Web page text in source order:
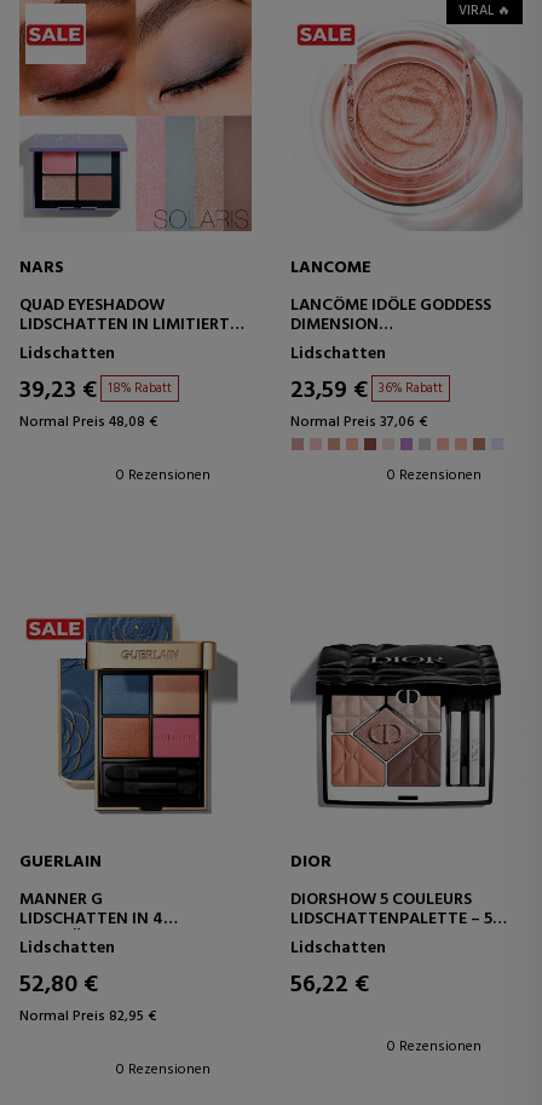
NARS
QUAD EYESHADOW
LIDSCHATTEN IN LIMITIERTER
AUFLAGE
Lidschatten
39,23 € 18% Rabatt
Normal Preis 48,08 €
0 Rezensionen
VIRAL 🔥
LANCOME
LANCÔME IDÔLE GODDESS
DIMENSION
LIDSCHATTEN
Lidschatten
23,59 € 36% Rabatt
Normal Preis 37,06 €
0 Rezensionen
GUERLAIN
MÄNNER G
LIDSCHATTEN IN 4
FARBTÖNEN
Lidschatten
52,80 €
Normal Preis 82,95 €
0 Rezensionen
DIOR
DIORSHOW 5 COULEURS
LIDSCHATTENPALETTE – 5
LIDSCHATTEN – INTENSIVE
FARBE UND LANGE
HALTBARKEIT
Lidschatten
56,22 €
0 Rezensionen